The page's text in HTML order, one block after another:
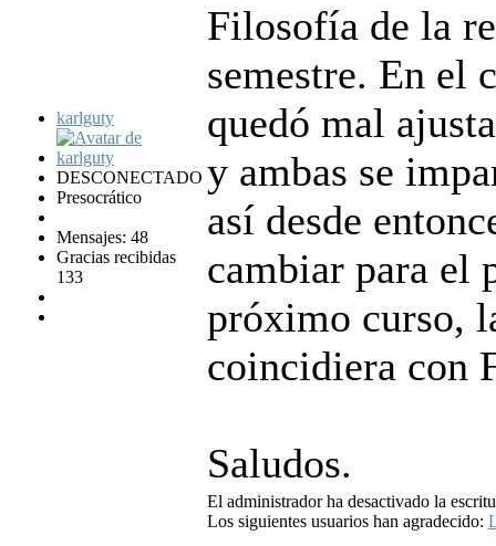
karlguty
DESCONECTADO
Presocrático
Mensajes: 48
Gracias recibidas
133
Filosofía de la
semestre. En el
quedó mal
y ambas se
así desde
cambiar para el
próximo curso,
coincidiera con
Saludos.
El administrador ha desactivado la
Los siguientes usuarios han agradecido: